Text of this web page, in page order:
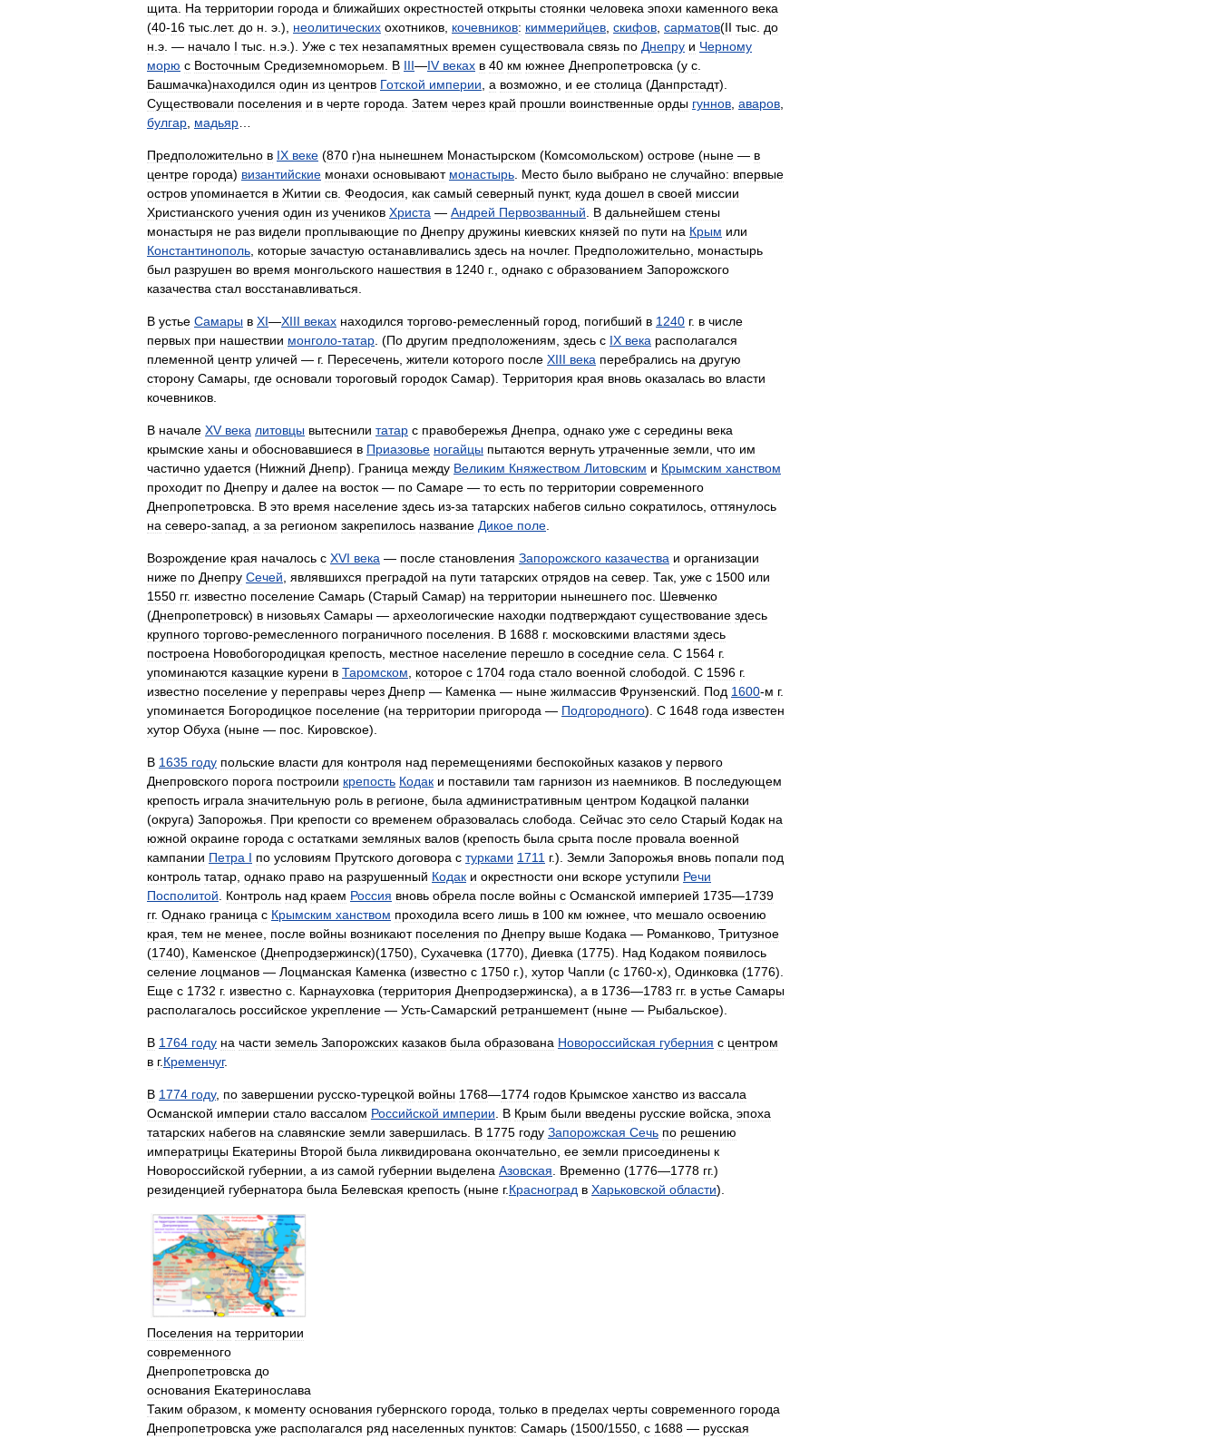
щита
На территории города и ближайших окрестностей открыты стоянки человека эпохи каменного века
(40-16 тыс лет. до н э .), неолитических охотников кочевников: киммерийцев скифов сарматов(II тыс до
н э . — начало I тыс н э .). Уже с тех незапамятных времен существовала связь по Днепру и Черному
морю с Восточным Средиземноморьем В III—IV веках в 40 км южнее Днепропетровска (у с
Башмачка)находился один из центров Готской империи а возможно и ее столица (Данпрстадт).
Существовали поселения и в черте города Затем через край прошли воинственные орды гуннов аваров
булгар мадьяр
Предположительно в IX веке (870 г)на нынешнем Монастырском (Комсомольском) острове (ныне — в
центре города) византийские монахи основывают монастырь Место было выбрано не случайно: впервые
остров упоминается в Житии св Феодосия как самый северный пункт, куда дошел в своей миссии
Христианского учения один из учеников Христа — Андрей Первозванный В дальнейшем стены
монастыря не раз видели проплывающие по Днепру дружины киевских князей по пути на Крым или
Константинополь которые зачастую останавливались здесь на ночлег. Предположительно монастырь
был разрушен во время монгольского нашествия в 1240 г., однако с образованием Запорожского
казачества стал восстанавливаться
В устье Самары в XI—XIII веках находился торгово-ремесленный город погибший в 1240 г. в числе
первых при нашествии монголо-татар . (По другим предположениям здесь с IX века располагался
племенной центр уличей — г. Пересечень жители которого после XIII века перебрались на другую
сторону Самары где основали тороговый городок Самар). Территория края вновь оказалась во власти
кочевников
В начале XV века литовцы вытеснили татар с правобережья Днепра однако уже с середины века
крымские ханы и обосновавшиеся в Приазовье ногайцы пытаются вернуть утраченные земли что им
частично удается (Нижний Днепр). Граница между Великим Княжеством Литовским и Крымским ханством
проходит по Днепру и далее на восток — по Самаре — то есть по территории современного
Днепропетровска
В это время население здесь из-за татарских набегов сильно сократилось оттянулось
на северо-запад а за регионом закрепилось название Дикое поле
Возрождение края началось с XVI века — после становления Запорожского казачества и организации
ниже по Днепру Сечей являвшихся преградой на пути татарских отрядов на север Так уже с 1500 или
1550 гг. известно поселение Самарь (Старый Самар) на территории нынешнего пос Шевченко
(Днепропетровск) в низовьях Самары — археологические находки подтверждают существование здесь
крупного торгово-ремесленного пограничного поселения В 1688 г. московскими властями здесь
построена Новобогородицкая крепость местное население перешло в соседние села С 1564 г.
упоминаются казацкие курени в Таромском которое с 1704 года стало военной слободой С 1596 г.
известно поселение у переправы через Днепр — Каменка — ныне жилмассив Фрунзенский Под 1600-м г.
упоминается Богородицкое поселение (на территории пригорода — Подгородного). С 1648 года известен
хутор Обуха (ныне — пос Кировское).
В 1635 году польские власти для контроля над перемещениями беспокойных казаков у первого
Днепровского порога построили крепость Кодак и поставили там гарнизон из наемников В последующем
крепость играла значительную роль в регионе была административным центром Кодацкой паланки
(округа) Запорожья При крепости со временем образовалась слобода Сейчас это село Старый Кодак на
южной окраине города с остатками земляных валов (крепость была срыта после провала военной
кампании Петра I по условиям Прутского договора с турками 1711 г.). Земли Запорожья вновь попали под
контроль татар однако право на разрушенный Кодак и окрестности они вскоре уступили Речи
Посполитой
Контроль над краем Россия вновь обрела после войны с Османской империей 1735—1739
гг. Однако граница с Крымским ханством проходила всего лишь в 100 км южнее что мешало освоению
края тем не менее после войны возникают поселения по Днепру выше Кодака — Романково Тритузное
(1740), Каменское (Днепродзержинск)(1750), Сухачевка (1770), Диевка (1775). Над Кодаком появилось
селение лоцманов — Лоцманская Каменка (известно с 1750 г.), хутор Чапли (с 1760-х), Одинковка (1776).
Еще с 1732 г. известно с Карнауховка (территория Днепродзержинска), а в 1736—1783 гг. в устье Самары
располагалось российское укрепление — Усть-Самарский ретраншемент(ныне — Рыбальское).
В 1764 году на части земель Запорожских казаков была образована Новороссийская губерния с центром
в г.Кременчуг.
В 1774 году, по завершении русско-турецкой войны 1768—1774 годов Крымское ханство из вассала
Османской империи стало вассалом Российской империи В Крым были введены русские войска эпоха
татарских набегов на славянские земли завершилась В 1775 году Запорожская Сечь по решению
императрицы Екатерины Второй была ликвидирована окончательно ее земли присоединены к
Новороссийской губернии а из самой губернии выделена Азовская Временно (1776—1778 гг.)
резиденцией губернатора была Белевская крепость (ныне г.Красноград в Харьковской области).
Поселения на территории
современного
Днепропетровска до
основания Екатеринослава
Таким образом к моменту основания губернского города только в пределах черты современного города
Днепропетровска уже располагался ряд населенных пунктов: Самарь (1500/1550 с 1688 — русская